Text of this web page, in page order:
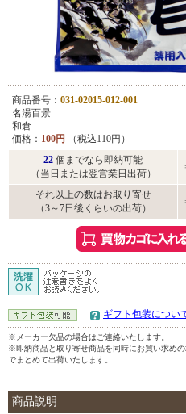
商品番号： 031-02015-012-001
名湯百景
和倉
価格： 100円
（税込110円）
22 個までなら即納可能
（当日または翌営業日出荷）
それ以上の数はお取り寄せ
（3～7日後くらいの出荷）
ギフト包装につい
※メーカー欠品の場合はご連絡いたします。
※即納商品と取り寄せ商品を同時にお買い求め
でまとめて出荷いたします。
商品説明